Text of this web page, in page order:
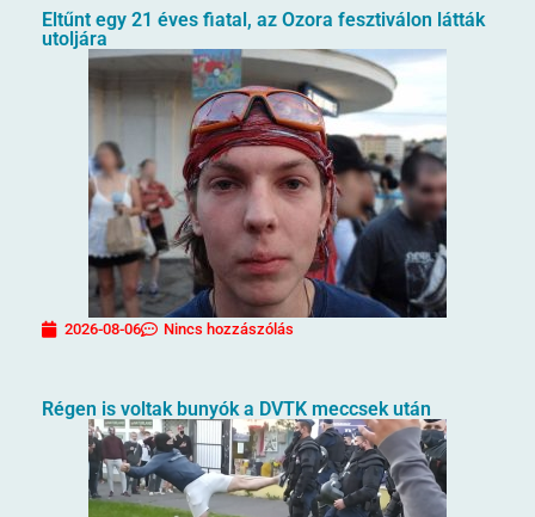
Eltűnt egy 21 éves fiatal, az Ozora fesztiválon látták
utoljára
2026-08-06 Nincs hozzászólás
Régen is voltak bunyók a DVTK meccsek után